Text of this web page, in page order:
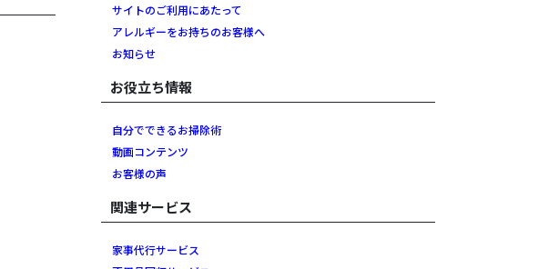
サイトのご利用にあたって
アレルギーをお持ちのお客様へ
お知らせ
お役立ち情報
自分でできるお掃除術
動画コンテンツ
お客様の声
関連サービス
家事代行サービス